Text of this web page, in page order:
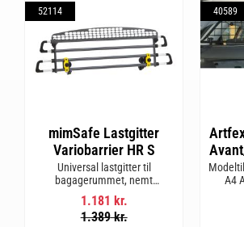
mimSafe Lastgitter
Variobarrier HR S
Universal lastgitter til
bagagerummet, nemt
justerbart for at passe bilens
form og sikre en tryg og sikker
rejse med kæledyr eller last.
1.181 kr.
1.389kr.
52114
A4
40589